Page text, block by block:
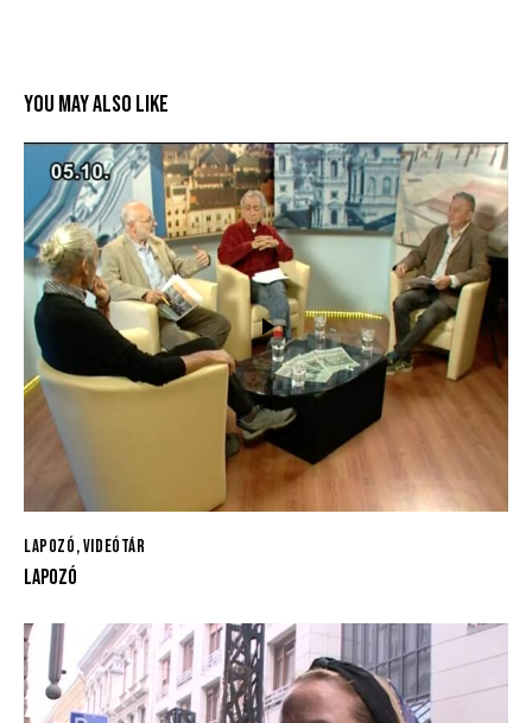
YOU MAY ALSO LIKE
LAPOZÓ,VIDEÓTÁR
LAPOZÓ